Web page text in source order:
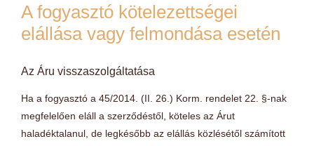
A fogyasztó kötelezettségei
elállása vagy felmondása esetén
Az Áru visszaszolgáltatása
Ha a fogyasztó a 45/2014. (II. 26.) Korm. rendelet 22. §-nak
megfelelően eláll a szerződéstől, köteles az Árut
haladéktalanul, de legkésőbb az elállás közlésétől számított